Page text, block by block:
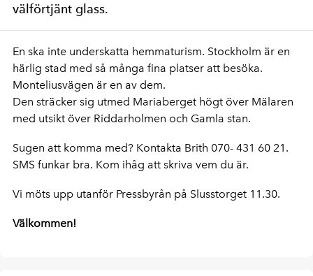
välförtjänt glass.
En ska inte underskatta hemmaturism. Stockholm är en
härlig stad med så många fina platser att besöka.
Monteliusvägen är en av dem.
Den sträcker sig utmed Mariaberget högt över Mälaren
med utsikt över Riddarholmen och Gamla stan.
Sugen att komma med? Kontakta Brith 070- 431 60 21.
SMS funkar bra. Kom ihåg att skriva vem du är.
Vi möts upp utanför Pressbyrån på Slusstorget 11.30.
Välkommen!